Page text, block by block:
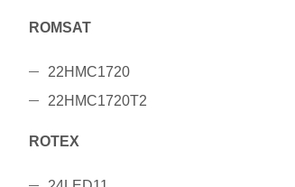
ROMSAT
22HMC1720
22HMC1720T2
ROTEX